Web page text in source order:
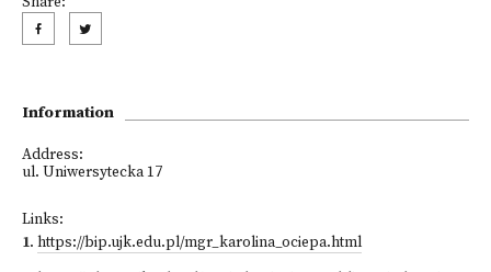
Information
Address:
ul. Uniwersytecka 17
Links:
1. https://bip.ujk.edu.pl/mgr_karolina_ociepa.html